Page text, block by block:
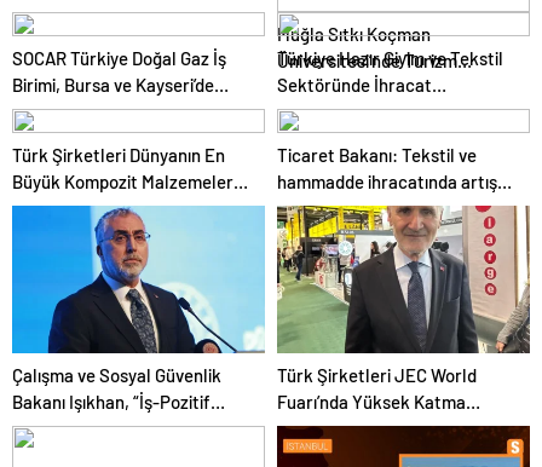
kadınlara pozitif ayrımcılık
yapıyoruz
Muğla Sıtkı Koçman
Üniversitesi’nde Turizm
Sektörü ve Öğrenciler Buluştu
SOCAR Türkiye Doğal Gaz İş
Birimi, Bursa ve Kayseri’de
Şebeke Uzunluğunu Artıracak
Türkiye Hazır Giyim ve Tekstil
Sektöründe İhracat
Hedeflerini Açıkladı
Türk Şirketleri Dünyanın En
Büyük Kompozit Malzemeler
Fuarında
Ticaret Bakanı: Tekstil ve
hammadde ihracatında artış
var
Çalışma ve Sosyal Güvenlik
Bakanı Işıkhan, “İş-Pozitif
Adana Tanıtım Programı”nda
konuştu Açıklaması
Türk Şirketleri JEC World
Fuarı’nda Yüksek Katma
Değerli Mühendislik
Çözümlerini Sergiliyor